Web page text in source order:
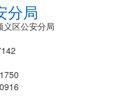
分局
区公安分局